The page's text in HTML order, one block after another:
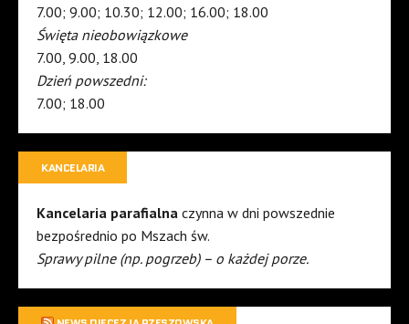
7.00; 9.00; 10.30; 12.00; 16.00; 18.00
Święta nieobowiązkowe
7.00, 9.00, 18.00
Dzień powszedni:
7.00; 18.00
KANCELARIA
Kancelaria parafialna czynna w dni powszednie
bezpośrednio po Mszach św.
Sprawy pilne (np. pogrzeb) – o każdej porze.